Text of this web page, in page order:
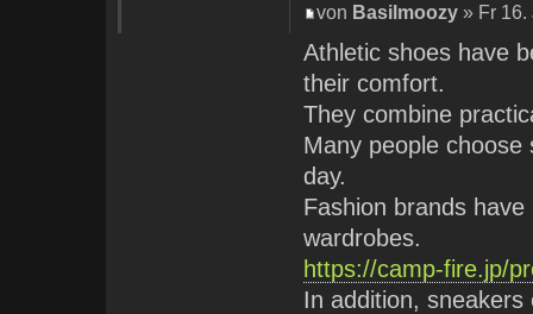
von Basilmoozy » Fr 16.
Athletic shoes have
their comfort.
They combine
Many people
day.
Fashion brands
wardrobes.
https://camp-fire.jp/
In addition,